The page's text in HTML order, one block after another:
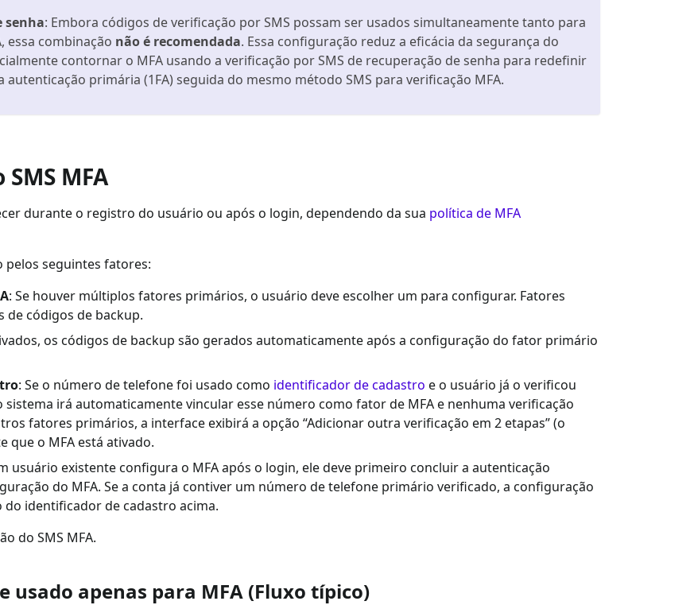
senha: Embora códigos de verificação por SMS possam ser usados simultaneamente tanto para
essa combinação não é recomendada. Essa configuração reduz a eficácia da segurança do
contornar o MFA usando a verificação por SMS de recuperação de senha para redefinir
primária (1FA) seguida do mesmo método SMS para verificação MFA.
MFA
durante o registro do usuário ou após o login, dependendo da sua política de MFA
pelos seguintes fatores:
: Se houver múltiplos fatores primários, o usuário deve escolher um para configurar. Fatores
de códigos de backup.
os códigos de backup são gerados automaticamente após a configuração do fator primário
: Se o número de telefone foi usado como identificador de cadastro e o usuário já o verificou
irá automaticamente vincular esse número como fator de MFA e nenhuma verificação
fatores primários, a interface exibirá a opção “Adicionar outra verificação em 2 etapas” (o
que o MFA está ativado.
usuário existente configura o MFA após o login, ele deve primeiro concluir a autenticação
do MFA. Se a conta já contiver um número de telefone primário verificado, a configuração
identificador de cadastro acima.
do SMS MFA.
usado apenas para MFA (Fluxo típico)